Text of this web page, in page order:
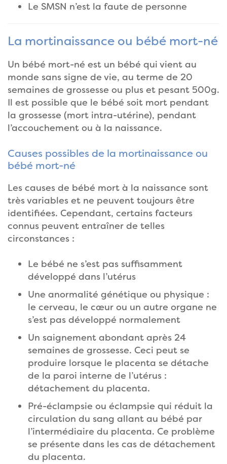
Le SMSN n’est la faute de personne
La mortinaissance ou bébé mort-né
Un bébé mort-né est un bébé qui vient au
monde sans signe de vie, au terme de 20
semaines de grossesse ou plus et pesant 500g.
Il est possible que le bébé soit mort pendant
la grossesse (mort intra-utérine), pendant
l’accouchement ou à la naissance.
Causes possibles de la mortinaissance ou
bébé mort-né
Les causes de bébé mort à la naissance sont
très variables et ne peuvent toujours être
identifiées. Cependant, certains facteurs
connus peuvent entraîner de telles
circonstances :
Le bébé ne s’est pas suffisamment
développé dans l’utérus
Une anormalité génétique ou physique :
le cerveau, le cœur ou un autre organe ne
s’est pas développé normalement
Un saignement abondant après 24
semaines de grossesse. Ceci peut se
produire lorsque le placenta se détache
de la paroi interne de l’utérus :
détachement du placenta.
Pré-éclampsie ou éclampsie qui réduit la
circulation du sang allant au bébé par
l’intermédiaire du placenta. Ce problème
se présente dans les cas de détachement
du placenta.